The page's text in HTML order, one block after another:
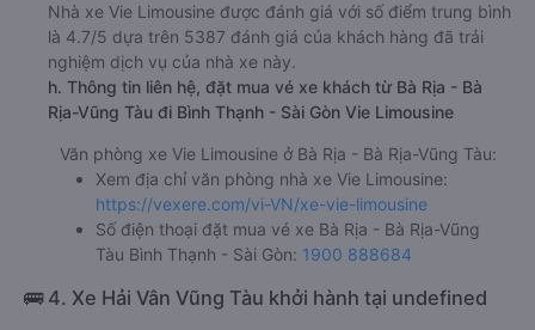
Nhà xe Vie Limousine được đánh giá với số điểm trung bình
là 4.7/5 dựa trên 5387 đánh giá của khách hàng đã trải
nghiệm dịch vụ của nhà xe này.
h. Thông tin liên hệ, đặt mua vé xe khách từ Bà Rịa - Bà
Rịa-Vũng Tàu đi Bình Thạnh - Sài Gòn Vie Limousine
Văn phòng xe Vie Limousine ở Bà Rịa - Bà Rịa-Vũng Tàu:
Xem địa chỉ văn phòng nhà xe Vie Limousine:
https://vexere.com/vi-VN/xe-vie-limousine
Số điện thoại đặt mua vé xe Bà Rịa - Bà Rịa-Vũng
Tàu Bình Thạnh - Sài Gòn: 1900 888684
🚌 4. Xe Hải Vân Vũng Tàu khởi hành tại undefined